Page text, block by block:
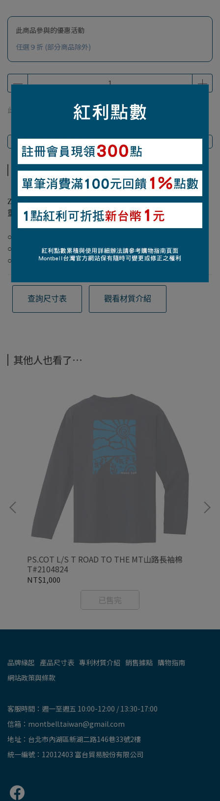
此商品參與的優惠活動
任選９折 (部分商品除外)
此商品 「 最高 」可以折抵紅利 120點 (約等於
商品介紹
商品介紹
【材質】
Zeoline（100%聚酯纖維）
重量：24g
○清洗後請立刻獨立烘乾
○請放入洗衣袋中清洗
○請勿使用衣物柔軟精
查詢尺寸表 觀看材質介紹
其他人也看了⋯
PS.COT L/S T ROAD TO THE MT山路長袖棉
T#2104824
NT$1,000
已售完
品牌緣起 產品尺寸表 專利材質介紹 銷售據點 購物指南
網站政策與條款
客服時間：週一至週五 10:00-12:00 / 13:30-17:00
信箱：montbell.taiwan@gmail.com
地址：台北市內湖區新湖二路146巷33號2樓
統一編號：12012403 富台貿易股份有限公司